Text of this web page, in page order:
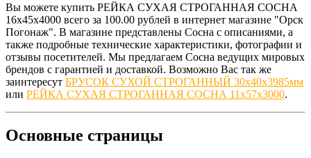
Вы можете купить РЕЙКА СУХАЯ СТРОГАННАЯ СОСНА
16х45х4000 всего за 100.00 рублей в интернет магазине "Орск
Погонаж". В магазине представлены Сосна с описаниями, а
также подробные технические характеристики, фотографии и
отзывы посетителей. Мы предлагаем Сосна ведущих мировых
брендов с гарантией и доставкой. Возможно Вас так же
заинтересут БРУСОК СУХОЙ СТРОГАННЫЙ 30х40х3985мм
или РЕЙКА СУХАЯ СТРОГАННАЯ СОСНА 11х57х3000.
Основные страницы